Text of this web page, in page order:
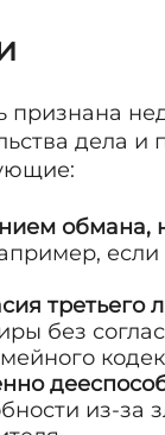
дела
обмана,
третьего
без
из-за